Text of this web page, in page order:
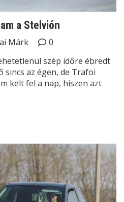
a Stelvión
Márk
0
szép időre ébredt
sincs az égen, de Trafoi
kelt fel a nap, hiszen azt